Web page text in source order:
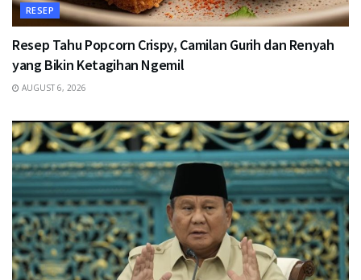
RESEP
Resep Tahu Popcorn Crispy, Camilan Gurih dan Renyah
yang Bikin Ketagihan Ngemil
AUGUST 6, 2026